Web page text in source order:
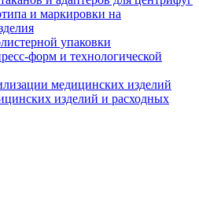
и маркировки на
упаковки
форм и технологической
медицинских изделий
изделий и расходных